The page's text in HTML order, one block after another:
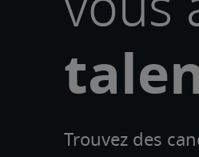
Trouvez des